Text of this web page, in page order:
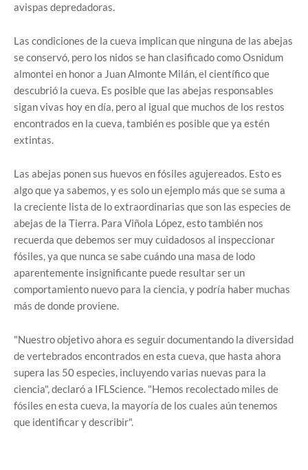
avispas depredadoras.
Las condiciones de la cueva implican que ninguna de las abejas
se conservó, pero los nidos se han clasificado como Osnidum
almontei en honor a Juan Almonte Milán, el científico que
descubrió la cueva. Es posible que las abejas responsables
sigan vivas hoy en día, pero al igual que muchos de los restos
encontrados en la cueva, también es posible que ya estén
extintas.
Las abejas ponen sus huevos en fósiles agujereados. Esto es
algo que ya sabemos, y es solo un ejemplo más que se suma a
la creciente lista de lo extraordinarias que son las especies de
abejas de la Tierra. Para Viñola López, esto también nos
recuerda que debemos ser muy cuidadosos al inspeccionar
fósiles, ya que nunca se sabe cuándo una masa de lodo
aparentemente insignificante puede resultar ser un
comportamiento nuevo para la ciencia, y podría haber muchas
más de donde proviene.
"Nuestro objetivo ahora es seguir documentando la diversidad
de vertebrados encontrados en esta cueva, que hasta ahora
supera las 50 especies, incluyendo varias nuevas para la
ciencia", declaró a IFLScience. "Hemos recolectado miles de
fósiles en esta cueva, la mayoría de los cuales aún tenemos
que identificar y describir".